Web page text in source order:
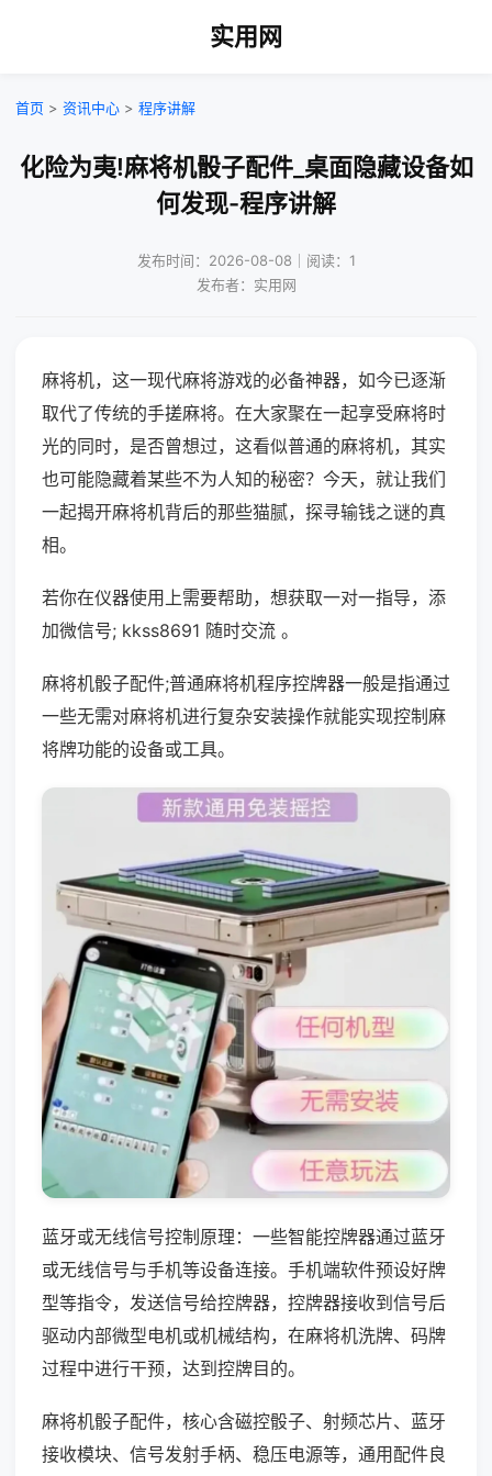
实用网
首页 > 资讯中心 > 程序讲解
化险为夷!麻将机骰子配件_桌面隐藏设备如
何发现-程序讲解
发布时间：2026-08-08｜阅读：1
发布者：实用网
麻将机，这一现代麻将游戏的必备神器，如今已逐渐
取代了传统的手搓麻将。在大家聚在一起享受麻将时
光的同时，是否曾想过，这看似普通的麻将机，其实
也可能隐藏着某些不为人知的秘密？今天，就让我们
一起揭开麻将机背后的那些猫腻，探寻输钱之谜的真
相。
若你在仪器使用上需要帮助，想获取一对一指导，添
加微信号; kkss8691 随时交流 。
麻将机骰子配件;普通麻将机程序控牌器一般是指通过
一些无需对麻将机进行复杂安装操作就能实现控制麻
将牌功能的设备或工具。
蓝牙或无线信号控制原理：一些智能控牌器通过蓝牙
或无线信号与手机等设备连接。手机端软件预设好牌
型等指令，发送信号给控牌器，控牌器接收到信号后
驱动内部微型电机或机械结构，在麻将机洗牌、码牌
过程中进行干预，达到控牌目的。
麻将机骰子配件，核心含磁控骰子、射频芯片、蓝牙
接收模块、信号发射手柄、稳压电源等，通用配件良